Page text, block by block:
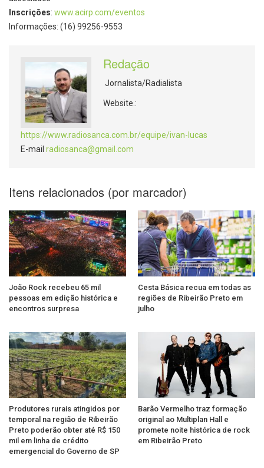
Inscrições: www.acirp.com/eventos
Informações: (16) 99256-9553
Redação
Jornalista/Radialista
Website.:
https://www.radiosanca.com.br/equipe/ivan-lucas
E-mail radiosanca@gmail.com
Itens relacionados (por marcador)
João Rock recebeu 65 mil
pessoas em edição histórica e
encontros surpresa
Cesta Básica recua em todas as
regiões de Ribeirão Preto em
julho
Produtores rurais atingidos por
temporal na região de Ribeirão
Preto poderão obter até R$ 150
mil em linha de crédito
emergencial do Governo de SP
Barão Vermelho traz formação
original ao Multiplan Hall e
promete noite histórica de rock
em Ribeirão Preto